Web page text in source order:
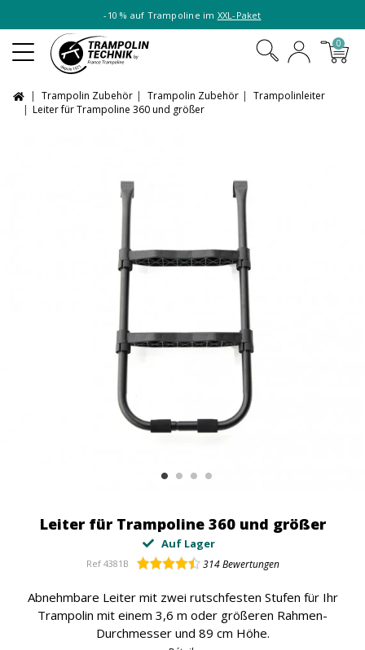
-10 % auf Trampoline im XXL-Paket
0
Trampolin Zubehör Trampolin Zubehör
Trampolinleiter
Leiter für Trampoline 360 und größer
Leiter für Trampoline 360 und größer
Auf Lager
Ref 4381B 314Bewertungen
Abnehmbare Leiter mit zwei rutschfesten Stufen für Ihr
Trampolin mit einem 3,6 m oder größeren Rahmen-
Durchmesser und 89 cm Höhe.